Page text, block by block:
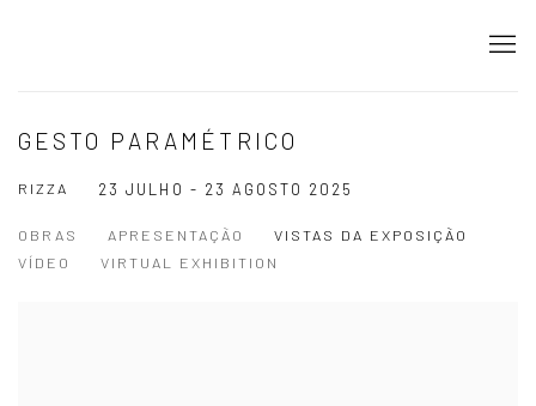
GESTO PARAMÉTRICO
RIZZA 23 JULHO - 23 AGOSTO 2025
OBRAS APRESENTAÇÃO
VISTAS DA EXPOSIÇÃO
VÍDEO
VIRTUAL EXHIBITION